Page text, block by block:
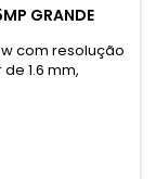
GRANDE
com resolução
1.6 mm,
Equipada com
da imagem,
pessoas e
120 dB. Inclui